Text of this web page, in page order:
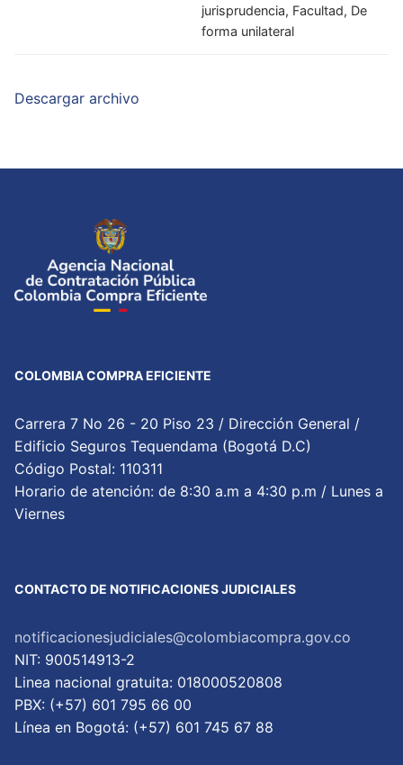
jurisprudencia, Facultad, De
forma unilateral
Descargar archivo
COLOMBIA COMPRA EFICIENTE
Carrera 7 No 26 - 20 Piso 23 / Dirección General /
Edificio Seguros Tequendama (Bogotá D.C)
Código Postal: 110311
Horario de atención: de 8:30 a.m a 4:30 p.m / Lunes a
Viernes
CONTACTO DE NOTIFICACIONES JUDICIALES
notificacionesjudiciales@colombiacompra.gov.co
NIT: 900514913-2
Linea nacional gratuita: 018000520808
PBX: (+57) 601 795 66 00
Lí­nea en Bogotá: (+57) 601 745 67 88